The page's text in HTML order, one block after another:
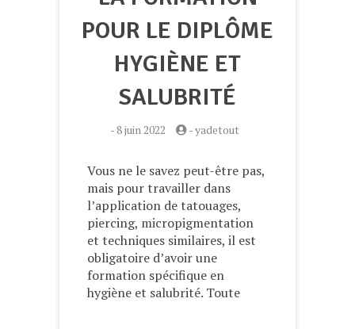
POUR LE DIPLÔME
HYGIÈNE ET
SALUBRITÉ
-8 juin 2022 -yadetout
Vous ne le savez peut-être pas,
mais pour travailler dans
l’application de tatouages,
piercing, micropigmentation
et techniques similaires, il est
obligatoire d’avoir une
formation spécifique en
hygiène et salubrité. Toute